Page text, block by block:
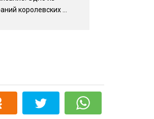
королевских ...